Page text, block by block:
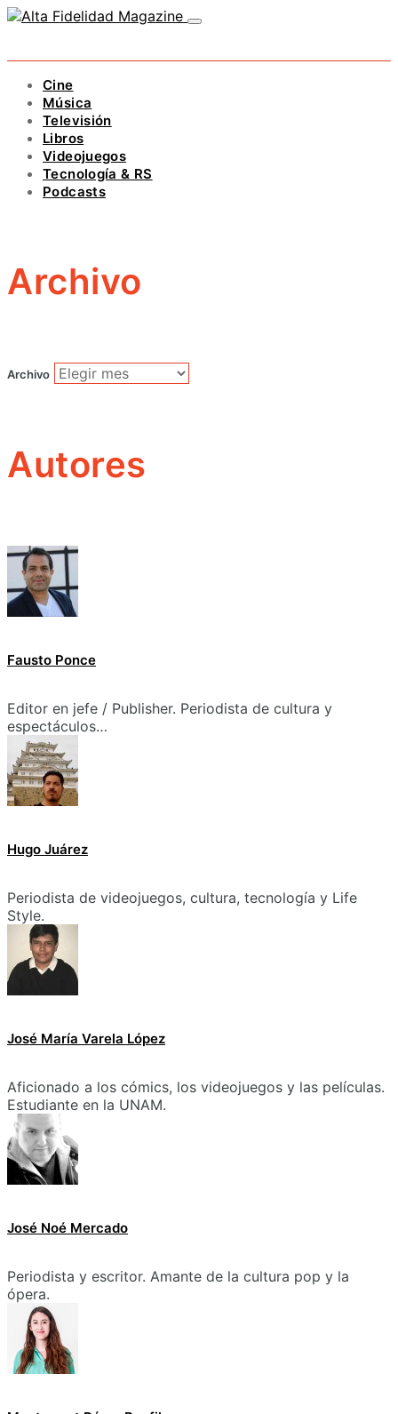
Cine
Música
Televisión
Libros
Videojuegos
Tecnología & RS
Podcasts
Archivo
Archivo
Autores
Fausto Ponce
Editor en jefe / Publisher. Periodista de cultura y
espectáculos…
Hugo Juárez
Periodista de videojuegos, cultura, tecnología y Life
Style.
José María Varela López
Aficionado a los cómics, los videojuegos y las películas.
Estudiante en la UNAM.
José Noé Mercado
Periodista y escritor. Amante de la cultura pop y la
ópera.